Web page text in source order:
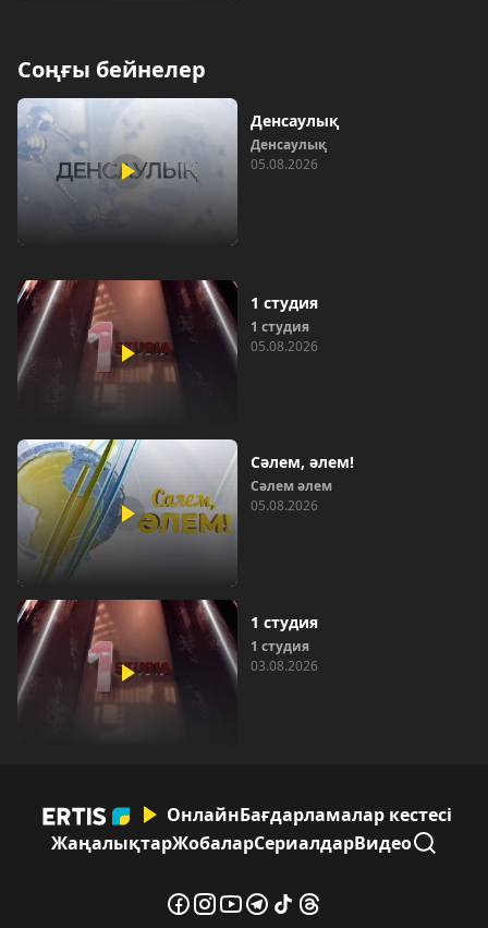
Соңғы бейнелер
Денсаулық
Денсаулық
05.08.2026
1 студия
1 студия
05.08.2026
Сәлем, әлем!
Сәлем әлем
05.08.2026
1 студия
1 студия
03.08.2026
ОнлайнБағдарламалар кестесі
ЖаңалықтарЖобаларСериалдарВидео